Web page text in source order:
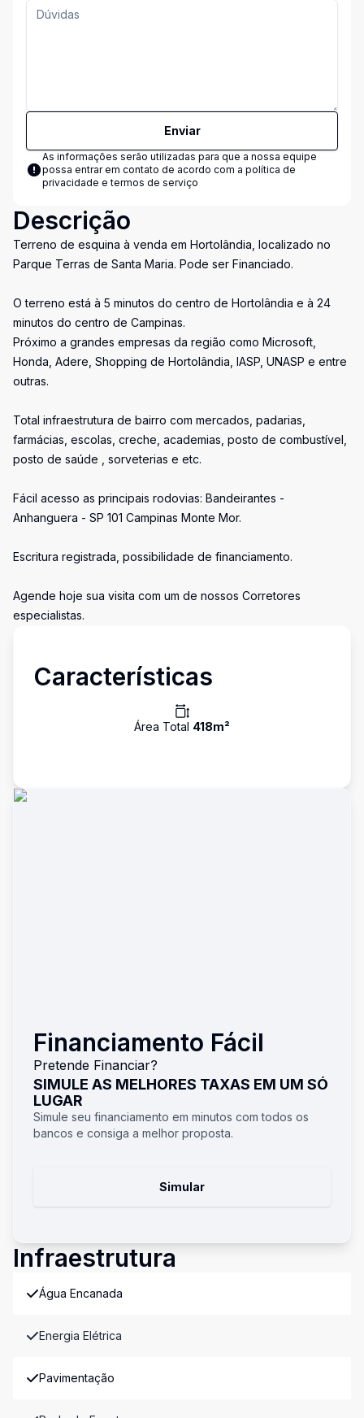
Enviar
As informações serão utilizadas para que a nossa equipe
possa entrar em contato de acordo com a política de
privacidade e termos de serviço
Descrição
Terreno de esquina à venda em Hortolândia, localizado no
Parque Terras de Santa Maria. Pode ser Financiado.
O terreno está à 5 minutos do centro de Hortolândia e à 24
minutos do centro de Campinas.
Próximo a grandes empresas da região como Microsoft,
Honda, Adere, Shopping de Hortolândia, IASP, UNASP e entre
outras.
Total infraestrutura de bairro com mercados, padarias,
farmácias, escolas, creche, academias, posto de combustível,
posto de saúde , sorveterias e etc.
Fácil acesso as principais rodovias: Bandeirantes -
Anhanguera - SP 101 Campinas Monte Mor.
Escritura registrada, possibilidade de financiamento.
Agende hoje sua visita com um de nossos Corretores
especialistas.
Características
Área Total 418m²
Financiamento Fácil
Pretende Financiar?
SIMULE AS MELHORES TAXAS EM UM SÓ
LUGAR
Simule seu financiamento em minutos com todos os
bancos e consiga a melhor proposta.
Simular
Infraestrutura
Água Encanada
Energia Elétrica
Pavimentação